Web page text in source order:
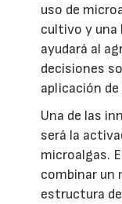
uso de
cultivo y una
ayudará al
decisiones
aplicación
Una de las
será la
microalgas.
combinar un
estructura